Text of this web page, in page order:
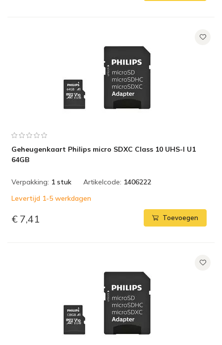
Geheugenkaart Philips micro SDXC Class 10 UHS-I U1
64GB
Verpakking: 1 stuk Artikelcode: 1406222
Levertijd 1-5 werkdagen
€ 7,41 Toevoegen